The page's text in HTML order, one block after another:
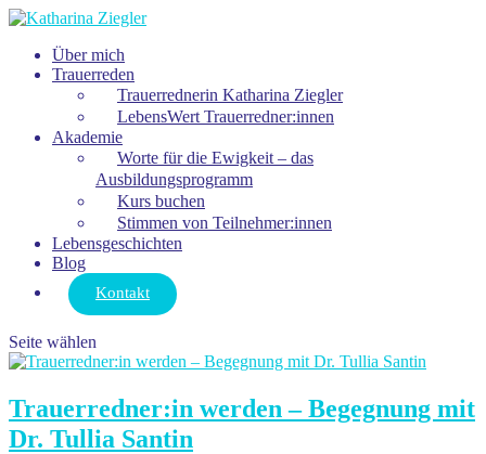
Über mich
Trauerreden
Trauerrednerin Katharina Ziegler
LebensWert Trauerredner:innen
Akademie
Worte für die Ewigkeit – das
Ausbildungsprogramm
Kurs buchen
Stimmen von Teilnehmer:innen
Lebensgeschichten
Blog
Kontakt
Seite wählen
Trauerredner:in werden – Begegnung mit
Dr. Tullia Santin